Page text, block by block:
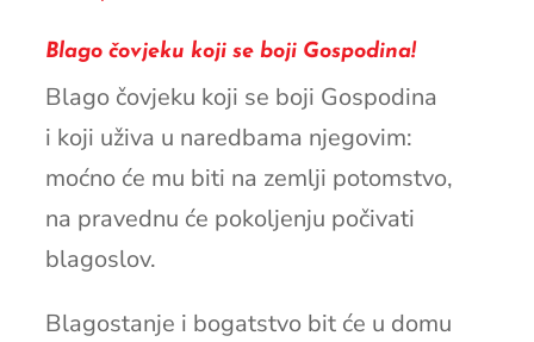
Blago čovjeku koji se boji Gospodina!
Blago čovjeku koji se boji Gospodina
i koji uživa u naredbama njegovim:
moćno će mu biti na zemlji potomstvo,
na pravednu će pokoljenju počivati
blagoslov.
Blagostanje i bogatstvo bit će u domu